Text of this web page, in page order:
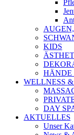
KIDS
HÄNDE
WELLNESS
DAY
AKTUELLES
Unser